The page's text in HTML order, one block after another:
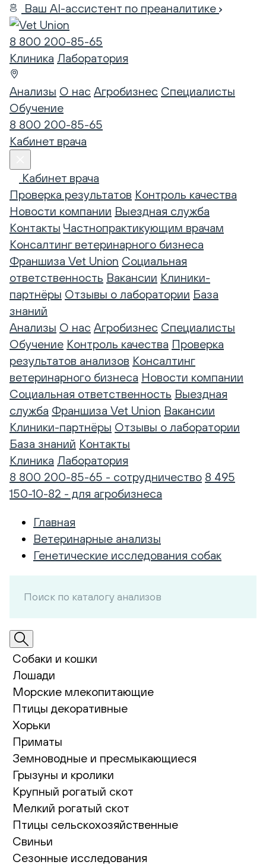
Ваш AI-ассистент по преаналитике
8 800 200-85-65
Клиника Лаборатория
Анализы О нас Агробизнес Специалисты
Обучение
8 800 200-85-65
Кабинет врача
Кабинет врача
Проверка результатов Контроль качества
Новости компании Выездная служба
Контакты Частнопрактикующим врачам
Консалтинг ветеринарного бизнеса
Франшиза Vet Union Социальная
ответственность Вакансии Клиники-
партнёры Отзывы о лаборатории База
знаний
Анализы О нас Агробизнес Специалисты
Обучение Контроль качества Проверка
результатов анализов Консалтинг
ветеринарного бизнеса Новости компании
Социальная ответственность Выездная
служба Франшиза Vet Union Вакансии
Клиники-партнёры Отзывы о лаборатории
База знаний Контакты
Клиника Лаборатория
8 800 200-85-65 - сотрудничество 8 495
150-10-82 - для агробизнеса
Главная
Ветеринарные анализы
Генетические исследования собак
Собаки и кошки
Лошади
Морские млекопитающие
Птицы декоративные
Хорьки
Приматы
Земноводные и пресмыкающиеся
Грызуны и кролики
Крупный рогатый скот
Мелкий рогатый скот
Птицы сельскохозяйственные
Свиньи
Сезонные исследования